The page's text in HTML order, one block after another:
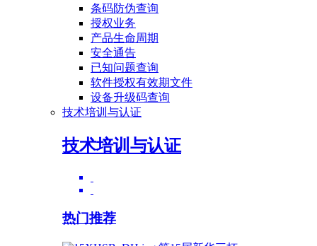
条码防伪查询
授权业务
产品生命周期
安全通告
已知问题查询
软件授权有效期文件
设备升级码查询
技术培训与认证
技术培训与认证
热门推荐